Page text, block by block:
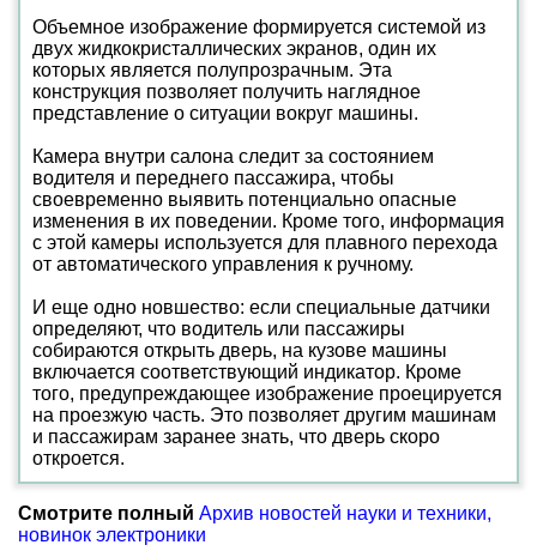
Объемное изображение формируется системой из
двух жидкокристаллических экранов, один их
которых является полупрозрачным. Эта
конструкция позволяет получить наглядное
представление о ситуации вокруг машины.
Камера внутри салона следит за состоянием
водителя и переднего пассажира, чтобы
своевременно выявить потенциально опасные
изменения в их поведении. Кроме того, информация
с этой камеры используется для плавного перехода
от автоматического управления к ручному.
И еще одно новшество: если специальные датчики
определяют, что водитель или пассажиры
собираются открыть дверь, на кузове машины
включается соответствующий индикатор. Кроме
того, предупреждающее изображение проецируется
на проезжую часть. Это позволяет другим машинам
и пассажирам заранее знать, что дверь скоро
откроется.
Смотрите полный Архив новостей науки и техники,
новинок электроники